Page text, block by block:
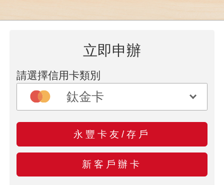
立即申辦
請選擇信用卡類別
永豐卡友/存戶
新客戶辦卡